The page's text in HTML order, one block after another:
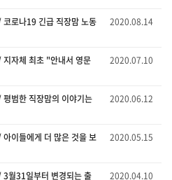
로나19 긴급 직장맘 노동
2020.08.14
자체 최초 "안내서 영문
2020.07.10
범한 직장맘의 이야기는
2020.06.12
이들에게 더 많은 것을 보
2020.05.15
월31일부터 변경되는 출
2020.04.10